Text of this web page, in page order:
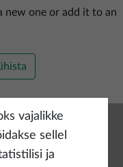
new one or add it to an
vajalikke
sellel
ja